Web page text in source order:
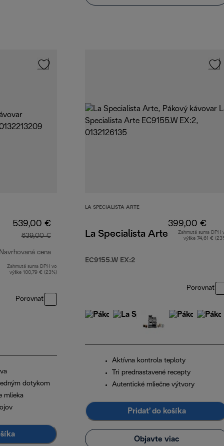
539,00 €
639,00 €
cena
pôvodná cena 639,00 €
Zahrnutá suma DPH vo
výške 100,79 € (23%)
Porovnať
dotykom
mlieka
LA SPECIALISTA ARTE
La Specialista Arte
EC9155.W EX:2
399,00 €
Zahrnutá suma DPH
výške 74,61 €
Porovnať
Aktívna kontrola teploty
Tri prednastavené recepty
Autentické mliečne výtvory
Pridať do košíka
Objavte viac